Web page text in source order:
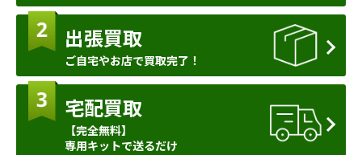
出張買取
ご自宅やお店で買取完了！
宅配買取
【完全無料】
専用キットで送るだけ